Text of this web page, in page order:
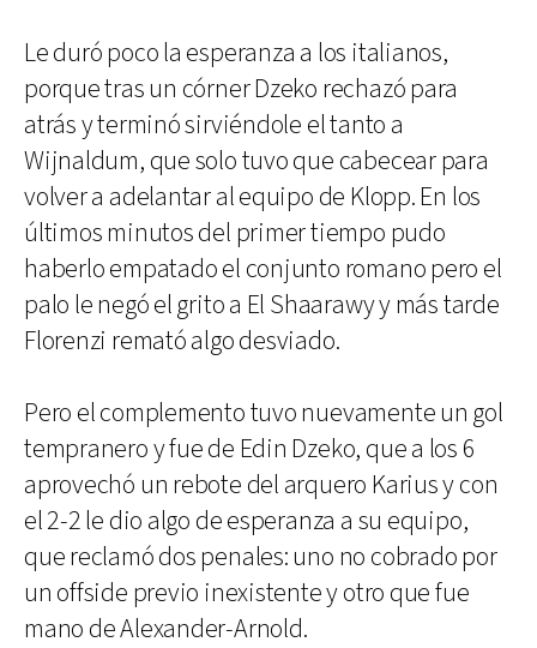
Le duró poco la esperanza a los italianos,
porque tras un córner Dzeko rechazó para
atrás y terminó sirviéndole el tanto a
Wijnaldum, que solo tuvo que cabecear para
volver a adelantar al equipo de Klopp. En los
últimos minutos del primer tiempo pudo
haberlo empatado el conjunto romano pero el
palo le negó el grito a El Shaarawy y más tarde
Florenzi remató algo desviado.
Pero el complemento tuvo nuevamente un gol
tempranero y fue de Edin Dzeko, que a los 6
aprovechó un rebote del arquero Karius y con
el 2-2 le dio algo de esperanza a su equipo,
que reclamó dos penales: uno no cobrado por
un offside previo inexistente y otro que fue
mano de Alexander-Arnold.